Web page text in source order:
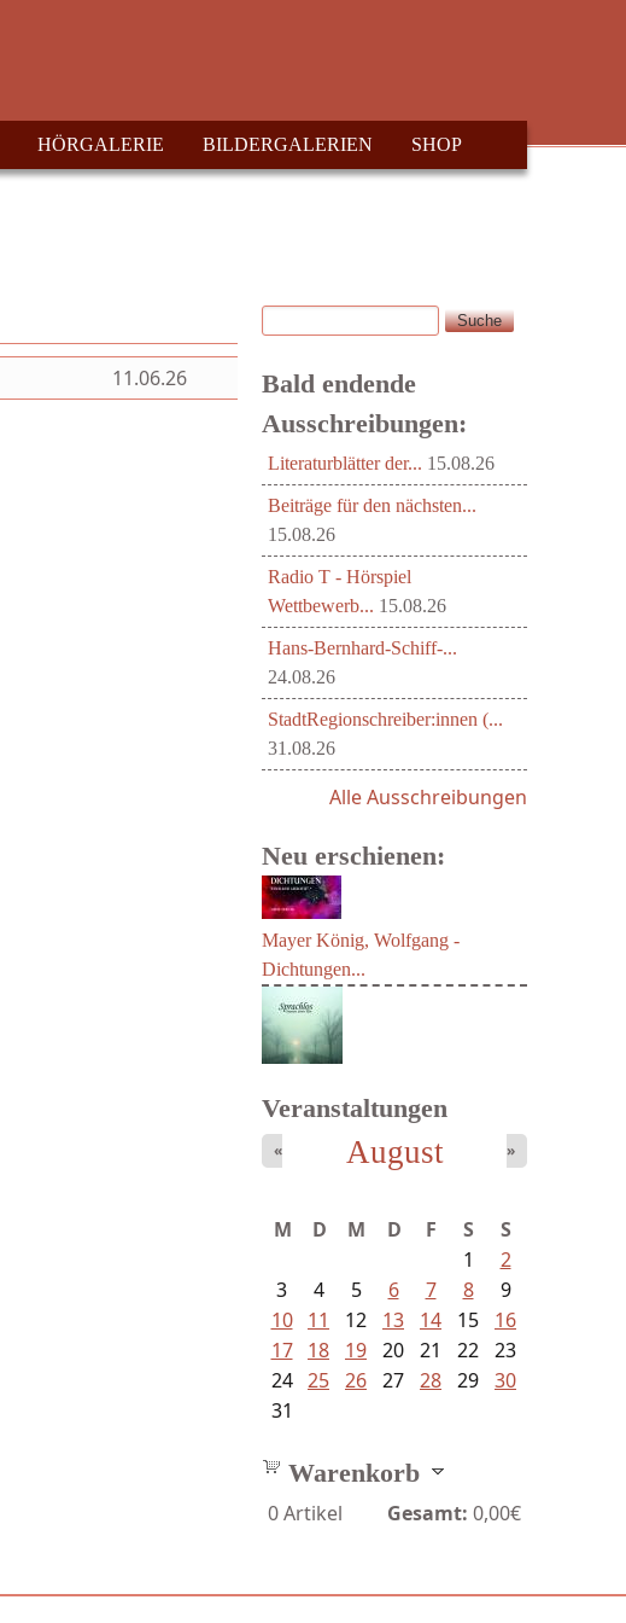
HÖRGALERIE BILDERGALERIEN SHOP
11.06.26
Suchformular
Suche
Bald endende
Ausschreibungen:
Literaturblätter der... 15.08.26
Beiträge für den nächsten...
15.08.26
Radio T - Hörspiel
Wettbewerb... 15.08.26
Hans-Bernhard-Schiff-...
24.08.26
StadtRegionschreiber:innen (...
31.08.26
Alle Ausschreibungen
Neu erschienen:
Mayer König, Wolfgang -
Dichtungen...
Sprachlos...
Veranstaltungen
August
« »
M D M D F S
S
1
2
3
4 5 6 7 8
9
10
11 12 13 14 15
16
17
18 19 20 21 22 23
24 25 26 27 28 29 30
31
Warenkorb
0Artikel Gesamt: 0,00€